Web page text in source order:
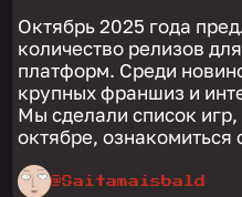
Октябрь 2025 года
количество релизов
платформ. Среди
крупных франшиз и
Мы сделали список
октябре,
@Saitamaisbald